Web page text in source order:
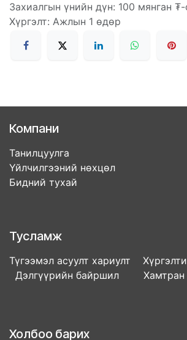
Захиалгын үнийн дүн: 100 мянган
Хүргэлт: Ажлын 1 өдөр
Компани
Танилцуулга
Үйлчилгээний нөхцөл
Бидний тухай
Тусламж
Түгээмэл асуулт хариулт
Дэлгүүрийн байршил Хамтран
Холбоо барих